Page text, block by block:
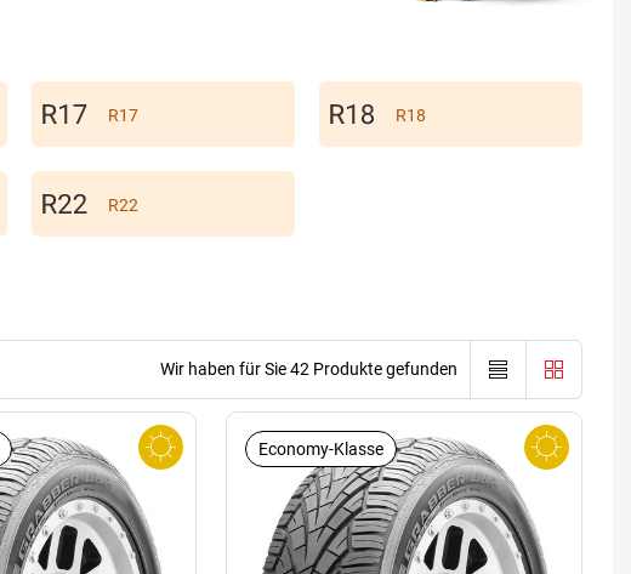
R17 R18
R22
Wir haben für Sie 42 Produkte gefunden
Economy-Klasse